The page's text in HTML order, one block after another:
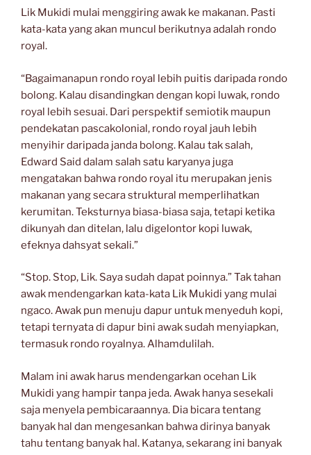
Lik Mukidi mulai menggiring awak ke makanan. Pasti
kata-kata yang akan muncul berikutnya adalah rondo
royal.
“Bagaimanapun rondo royal lebih puitis daripada rondo
bolong. Kalau disandingkan dengan kopi luwak, rondo
royal lebih sesuai. Dari perspektif semiotik maupun
pendekatan pascakolonial, rondo royal jauh lebih
menyihir daripada janda bolong. Kalau tak salah,
Edward Said dalam salah satu karyanya juga
mengatakan bahwa rondo royal itu merupakan jenis
makanan yang secara struktural memperlihatkan
kerumitan. Teksturnya biasa-biasa saja, tetapi ketika
dikunyah dan ditelan, lalu digelontor kopi luwak,
efeknya dahsyat sekali.”
“Stop. Stop, Lik. Saya sudah dapat poinnya.” Tak tahan
awak mendengarkan kata-kata Lik Mukidi yang mulai
ngaco. Awak pun menuju dapur untuk menyeduh kopi,
tetapi ternyata di dapur bini awak sudah menyiapkan,
termasuk rondo royalnya. Alhamdulilah.
Malam ini awak harus mendengarkan ocehan Lik
Mukidi yang hampir tanpa jeda. Awak hanya sesekali
saja menyela pembicaraannya. Dia bicara tentang
banyak hal dan mengesankan bahwa dirinya banyak
tahu tentang banyak hal. Katanya, sekarang ini banyak